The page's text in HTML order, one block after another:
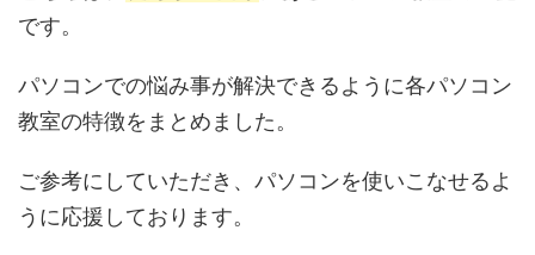
です。
パソコンでの悩み事が解決できるように各パソコン
教室の特徴をまとめました。
ご参考にしていただき、パソコンを使いこなせるよ
うに応援しております。